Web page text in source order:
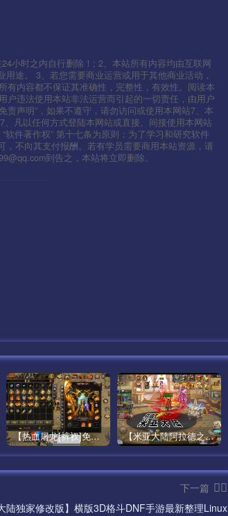
rebuild-bootstrap/repo/epel-6/hhorak-
小时之内自行删除！; 2、本站所有内容均由互联网
途。 3、若您需要商业运营或用于其他商业活动，
有内容都不保证其准确性，完整性，有效性。阅读本
户违法使用本站非法运营而引起的一切责任，由用户
声明”，如果不遵守，请勿访问或使用本网站7、本
凡以任何方式登陆本网站或直接、间接使用本网站
件著作权” 第十七条为原则：为了学习和研究软件
不向其支付报酬。若有学员需要商用本站资源，请
到告之，本站将立即删除。
【热血屠龙[裤衩]免授权修复版】采用经典战神引擎三职业特色游戏最新打包Win服务端源码视频架设教程-GM直冲后台-新版GM多功能授权物品后台-安卓苹果IOS双端版本-传奇手游！ 【米亚大陆阿拉德之怒三觉醒版本】经典横版格斗闯关剧情手游最新打包Linux服务端源码视频架设教程-安卓苹果IOS双端版本-完善总运营后台-完整全功能GM授权后台-附带整套表格！
下一篇
陆独家修改版】横版3D格斗DNF手游最新整理Linux